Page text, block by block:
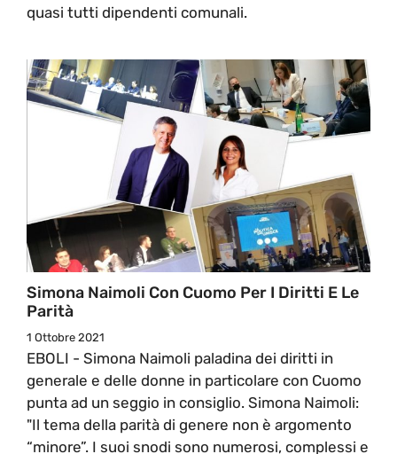
quasi tutti dipendenti comunali.
Simona Naimoli Con Cuomo Per I Diritti E Le
Parità
1 Ottobre 2021
EBOLI - Simona Naimoli paladina dei diritti in
generale e delle donne in particolare con Cuomo
punta ad un seggio in consiglio. Simona Naimoli:
"Il tema della parità di genere non è argomento
“minore”. I suoi snodi sono numerosi, complessi e